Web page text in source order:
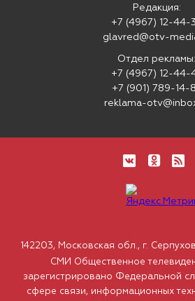
Редакция:
+7 (4967) 12-44-
glavred@otv-
Отдел рекламы:
+7 (4967) 12-44-
+7 (901) 789-14-
reklama-
142203, Московская обл., г.
СМИ Общественное
зарегистрировано Федеральной
сфере связи, информационных